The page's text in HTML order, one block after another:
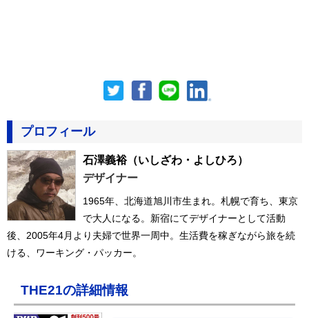
プロフィール
石澤義裕（いしざわ・よしひろ）
デザイナー
1965年、北海道旭川市生まれ。札幌で育ち、東京
で大人になる。新宿にてデザイナーとして活動
後、2005年4月より夫婦で世界一周中。生活費を稼ぎながら旅を続
ける、ワーキング・パッカー。
THE21の詳細情報